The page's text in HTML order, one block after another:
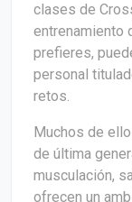
clases de
entrenamiento
prefieres,
personal
retos.
Muchos de
de última
musculación,
ofrecen un